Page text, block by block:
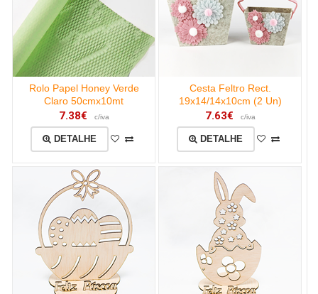
Rolo Papel Honey Verde
Claro 50cmx10mt
7.38€ c/iva
DETALHE
Cesta Feltro Rect.
19x14/14x10cm (2 Un)
7.63€ c/iva
DETALHE